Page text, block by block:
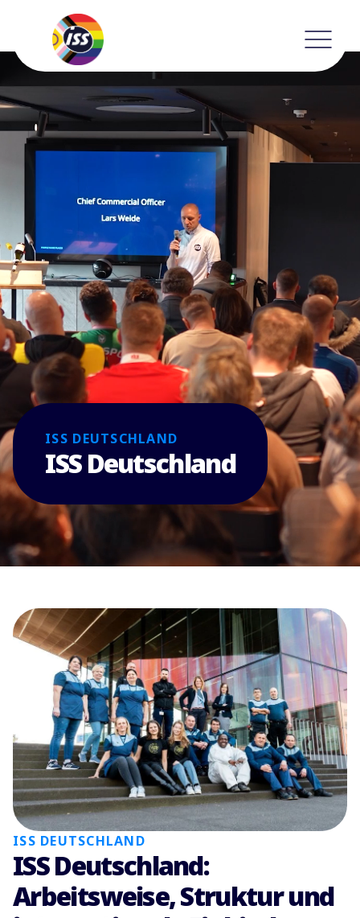
ISS DEUTSCHLAND
ISS Deutschland
ISS DEUTSCHLAND
ISS Deutschland:
Arbeitsweise, Struktur und